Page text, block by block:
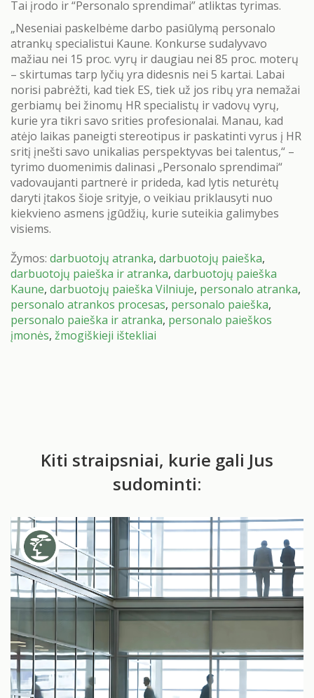
Tai įrodo ir “Personalo sprendimai” atliktas tyrimas.
„Neseniai paskelbėme darbo pasiūlymą personalo
atrankų specialistui Kaune. Konkurse sudalyvavo
mažiau nei 15 proc. vyrų ir daugiau nei 85 proc. moterų
– skirtumas tarp lyčių yra didesnis nei 5 kartai. Labai
norisi pabrėžti, kad tiek ES, tiek už jos ribų yra nemažai
gerbiamų bei žinomų HR specialistų ir vadovų vyrų,
kurie yra tikri savo srities profesionalai. Manau, kad
atėjo laikas paneigti stereotipus ir paskatinti vyrus į HR
sritį įnešti savo unikalias perspektyvas bei talentus,“ –
tyrimo duomenimis dalinasi „Personalo sprendimai“
vadovaujanti partnerė ir prideda, kad lytis neturėtų
daryti įtakos šioje srityje, o veikiau priklausyti nuo
kiekvieno asmens įgūdžių, kurie suteikia galimybes
visiems.
Žymos: darbuotojų atranka, darbuotojų paieška,
darbuotojų paieška ir atranka, darbuotojų paieška
Kaune, darbuotojų paieška Vilniuje, personalo atranka,
personalo atrankos procesas, personalo paieška,
personalo paieška ir atranka, personalo paieškos
įmonės, žmogiškieji ištekliai
Kiti straipsniai, kurie gali Jus
sudominti: